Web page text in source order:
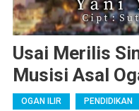
Usai Merilis
Musisi Asal
OGAN ILIR PENDIDIKAN